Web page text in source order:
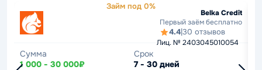
Займ под 0%
Belka Credit
Первый заём бесплатно
Лиц. № 2403045010054
4.4|30 отзывов
Сумма
1 000 - 30 000₽
Срок
7 - 30 дней